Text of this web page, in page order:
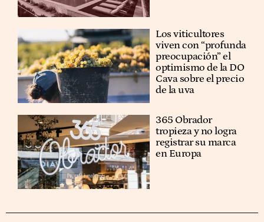
Los viticultores
viven con “profunda
preocupación” el
optimismo de la DO
Cava sobre el precio
de la uva
365 Obrador
tropieza y no logra
registrar su marca
en Europa